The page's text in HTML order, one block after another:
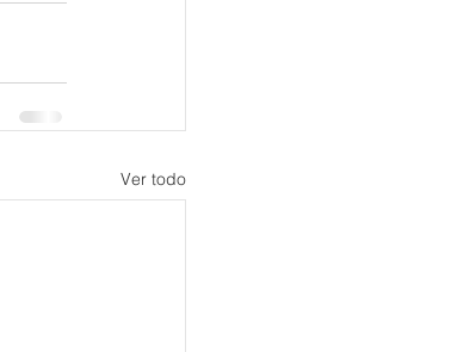
Ver todo